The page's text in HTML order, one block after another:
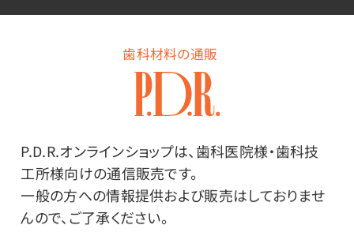
歯科材料の通販
P.D.R.オンラインショップは、歯科医院様・歯科技
工所様向けの通信販売です。
一般の方への情報提供および販売はしておりませ
んので、ご了承ください。
メーカー・ブランド
クラレノリタケデンタル
その他